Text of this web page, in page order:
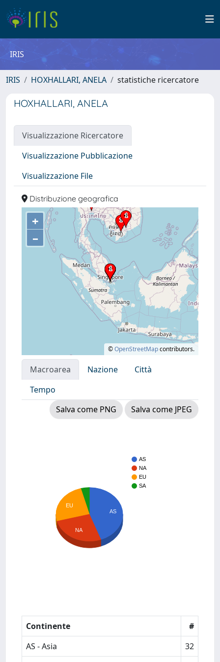
IRIS
IRIS HOXHALLARI, ANELA statistiche ricercatore
HOXHALLARI, ANELA
Visualizzazione Ricercatore
Visualizzazione Pubblicazione
Visualizzazione File
Distribuzione geografica
+
–
©OpenStreetMapcontributors.
Macroarea Nazione
Città
Tempo
Salva come PNG
Salva come JPEG
AS
NA
EU
SA
AS
EU
NA
Continente
#
AS - Asia
32